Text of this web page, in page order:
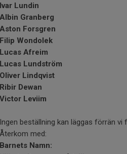
Ivar Lundin
Albin Granberg
Aston Forsgren
Filip Wondolek
Lucas Afreim
Lucas Lundström
Oliver Lindqvist
Ribir Dewan
Victor Leviim
Ingen beställning kan läggas förrän vi
Återkom med:
Barnets Namn: